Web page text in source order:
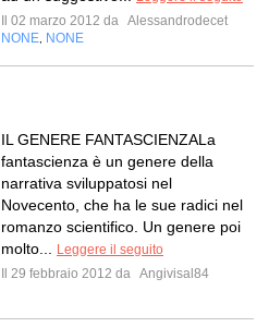
Il 02 marzo 2012 da Alessandrodecet
NONE NONE
IL GENERE FANTASCIENZALa
fantascienza è un genere della
narrativa sviluppatosi nel
Novecento, che ha le sue radici nel
romanzo scientifico. Un genere poi
molto...
Leggere il seguito
Il 29 febbraio 2012 da Angivisal84